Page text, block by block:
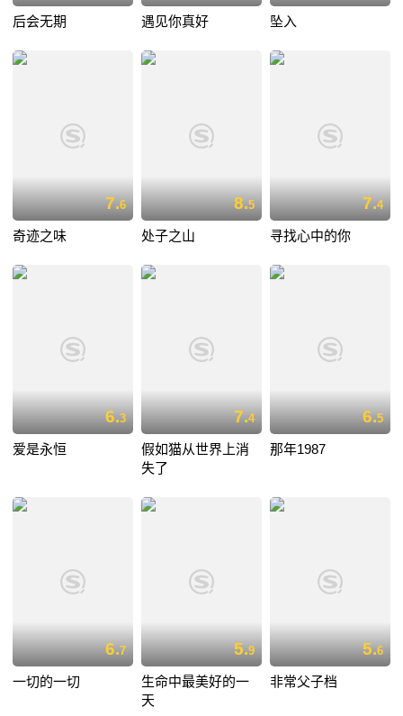
后会无期 遇见你真好 坠入
7.6
奇迹之味
8.5
处子之山
7.4
寻找心中的你
6.3
爱是永恒
7.4
假如猫从世界上消
失了
6.5
那年1987
6.7
一切的一切
5.9
生命中最美好的一
天
5.6
非常父子档